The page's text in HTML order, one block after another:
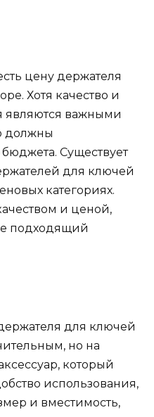
цену держателя
Хотя качество и
являются важными
должны
Существует
для ключей
категориях.
и ценой,
подходящий
для ключей
но на
который
использования,
и вместимость,